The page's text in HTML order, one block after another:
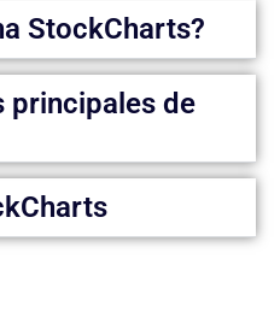
StockCharts?
principales de